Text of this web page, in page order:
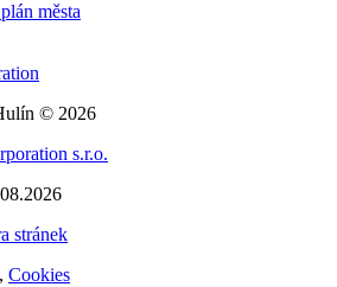
města
© 2026
s.r.o.
stránek
, Cookies